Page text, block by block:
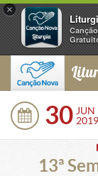
×
30 JUN
2019
13ª